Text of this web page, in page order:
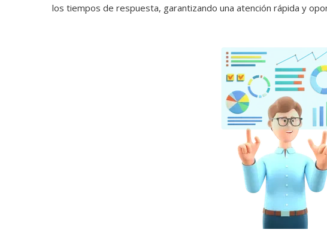
los tiempos de respuesta, garantizando una atención rápida y